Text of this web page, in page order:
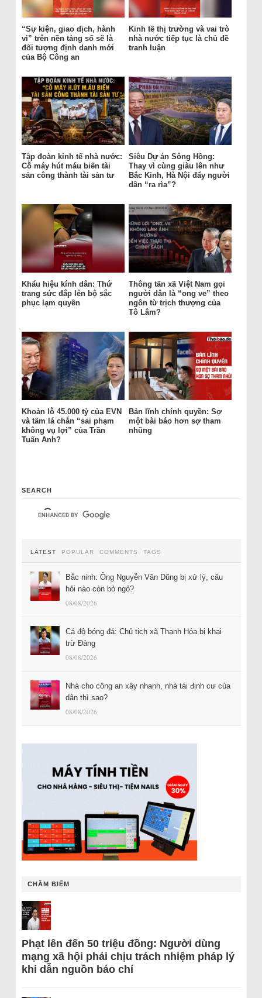
“Sự kiện, giao dịch, hành
vi” trên nền tảng số sẽ là
đối tượng định danh mới
của Bộ Công an
Kinh tế thị trường và vai trò
nhà nước tiếp tục là chủ đề
tranh luận
Tập đoàn kinh tế nhà nước:
Cỗ máy hút máu biến tài
sản công thành tài sản tư
Siêu Dự án Sông Hồng:
Thay vì cùng giàu lên như
Bắc Kinh, Hà Nội đẩy người
dân “ra rìa”?
Khẩu hiệu kính dân: Thứ
trang sức đắp lên bộ sắc
phục lạm quyền
Thông tấn xã Việt Nam gọi
người dân là “ong ve” theo
ngôn từ trịch thượng của
Tô Lâm?
Khoản lỗ 45.000 tỷ của EVN
và tấm lá chắn “sai phạm
không vụ lợi” của Trần
Tuấn Anh?
Bản lĩnh chính quyền: Sợ
một bài báo hơn sợ tham
nhũng
SEARCH
LATEST POPULAR COMMENTS TAGS
Bắc ninh: Ông Nguyễn Văn Dũng bị xử lý, câu
hỏi nào còn bỏ ngỏ?
08/08/2026
Cá độ bóng đá: Chủ tịch xã Thanh Hóa bị khai
trừ Đảng
08/08/2026
Nhà cho công an xây nhanh, nhà tái định cư của
dân thì sao?
08/08/2026
CHÂM BIẾM
Phạt lên đến 50 triệu đồng: Người dùng
mạng xã hội phải chịu trách nhiệm pháp lý
khi dẫn nguồn báo chí